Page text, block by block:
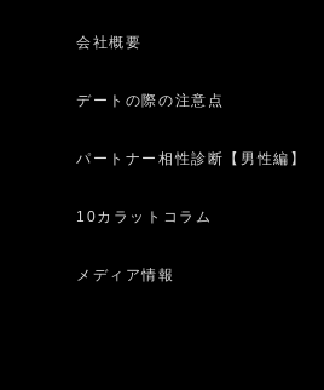
会社概要
デートの際の注意点
パートナー相性診断【男性編】
10カラットコラム
メディア情報